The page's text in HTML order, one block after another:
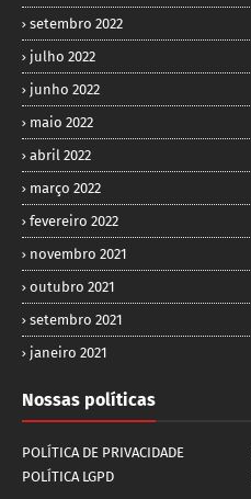
setembro 2022
julho 2022
junho 2022
maio 2022
abril 2022
março 2022
fevereiro 2022
novembro 2021
outubro 2021
setembro 2021
janeiro 2021
Nossas políticas
POLÍTICA DE PRIVACIDADE
POLÍTICA LGPD